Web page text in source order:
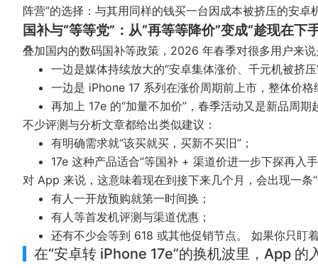
阵营”的选择：与其用同样的钱买一台因成本被挤压的安
国补与“等等党”：从“再等等降价”变成“趁现在下
叠加国内的数码国补等政策，2026 年春季对很多用户来
一边是媒体持续放大的“安卓集体涨价、千元机被挤压
一边是 iPhone 17 系列在涨价周期前上市，整体价
再加上 17e 的“加量不加价”，春季活动又是新品周
不少评测与分析文章都给出类似建议：
有明确需求就“该买就买，买新不买旧”；
17e 这种产品适合“等国补 + 渠道价进一步下探再入
对 App 来说，这意味着现在到接下来几个月，会出现一条
有人一开放预购就第一时间换；
有人等首发机评测与渠道优惠；
还有不少会等到 618 或其他促销节点。
如果你只盯
在“安卓转 iPhone 17e”的换机波里，App 的